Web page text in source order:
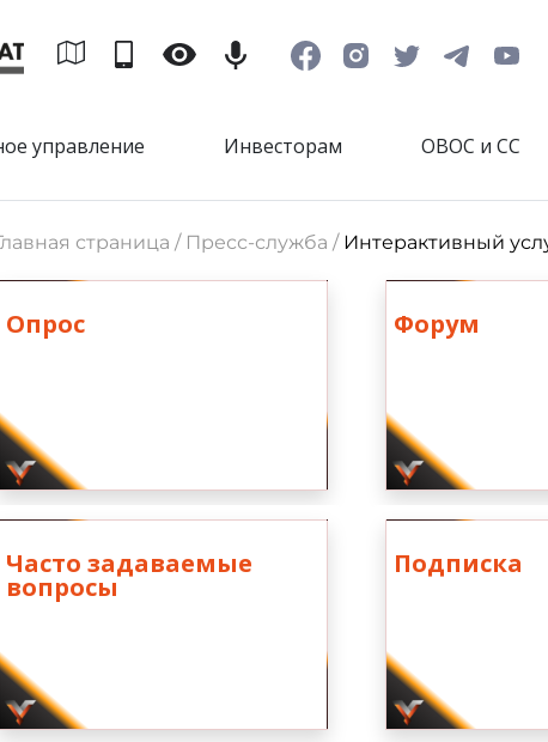
управление Инвесторам ОВОС и СС
страница / Пресс-служба / Интерактивный
Опрос Форум
Часто задаваемые
вопросы
Подписка